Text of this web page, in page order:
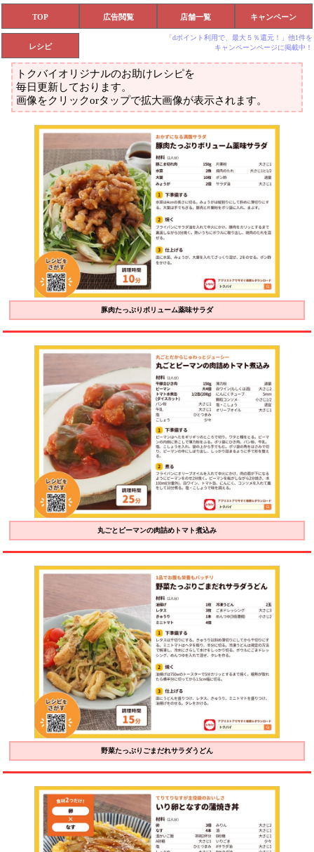
TOP 広告閲覧 店舗一覧 キャンペーン
レシピ
「dポイント利用で、最大５％還元！」他1件を
キャンペーンページに掲載中！
トクバイオリジナルのお助けレシピを
毎日更新しております。
画像をクリックorタップで拡大画像が表示されます。
豚肉たっぷりボリューム薬味サラダ
丸ごとピーマンの肉詰めトマト煮込み
野菜たっぷりごまだれサラダうどん